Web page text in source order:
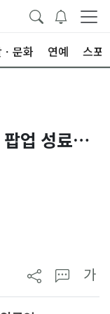
문화 연예 스포
팝업 성료…
가